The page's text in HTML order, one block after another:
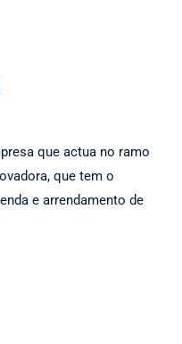
que actua no ramo
que tem o
e arrendamento de